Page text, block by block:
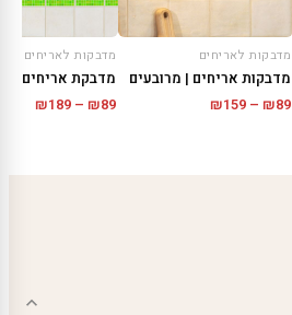
מדבקות לאריחים
מדבקות אריחים | מרובעים
₪89
–
₪159
מדבקות לאריחים
₪89
–
₪189